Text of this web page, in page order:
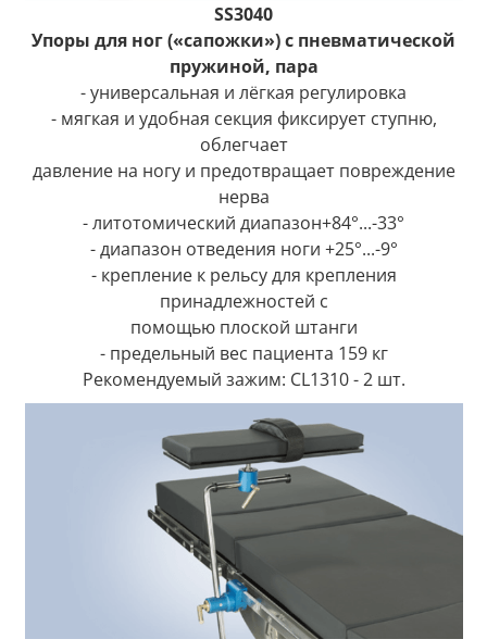
SS3040
Упоры для ног («сапожки») с пневматической
пружиной, пара
- универсальная и лёгкая регулировка
- мягкая и удобная секция фиксирует ступню,
облегчает
давление на ногу и предотвращает повреждение
нерва
- литотомический диапазон+84°...-33°
- диапазон отведения ноги +25°...-9°
- крепление к рельсу для крепления
принадлежностей с
помощью плоской штанги
- предельный вес пациента 159 кг
Рекомендуемый зажим: CL1310 - 2 шт.